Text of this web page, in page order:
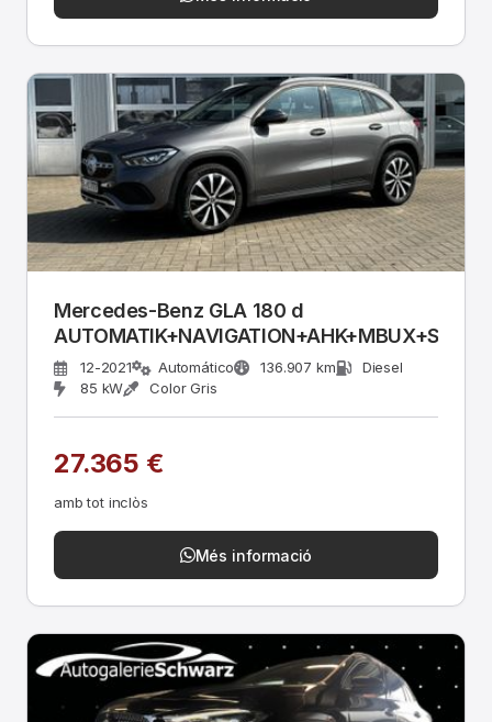
Mercedes-Benz GLA 180 d
12-2021 Automático 136.907 km
Diesel
85 kW
Color Gris
27.365 €
amb tot inclòs
Més informació